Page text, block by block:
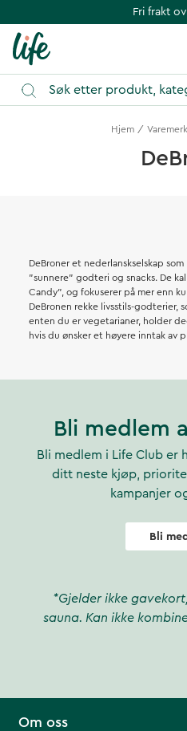
Fri frakt
Hjem
DeBroner et nederlanskselskap
"sunnere" godteri og snacks. De
Candy", og fokuserer på mer enn
DeBronen rekke livsstils-godterier,
enten du er vegetarianer, holder
hvis du ønsker et høyere inntak av
Bli medlem
Bli medlem i Life Club er
ditt neste kjøp,
kampanjer
Bli
*Gjelder ikke
sauna. Kan ikke
Om oss